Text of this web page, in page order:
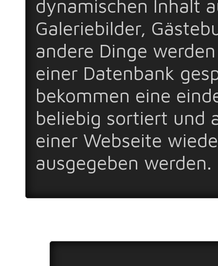
dynamischen Inhalt
Galeriebilder,
andere Dinge
einer Datenbank
bekommen eine
beliebig sortiert und
einer Webseite
ausgegeben werden.